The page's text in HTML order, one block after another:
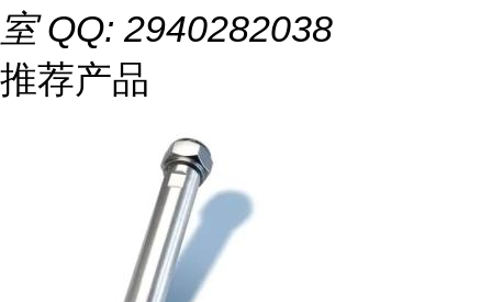
室 QQ: 2940282038
推荐产品